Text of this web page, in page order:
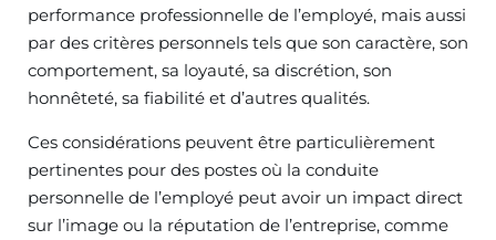
performance professionnelle de l’employé, mais aussi
par des critères personnels tels que son caractère, son
comportement, sa loyauté, sa discrétion, son
honnêteté, sa fiabilité et d’autres qualités.
Ces considérations peuvent être particulièrement
pertinentes pour des postes où la conduite
personnelle de l’employé peut avoir un impact direct
sur l’image ou la réputation de l’entreprise, comme